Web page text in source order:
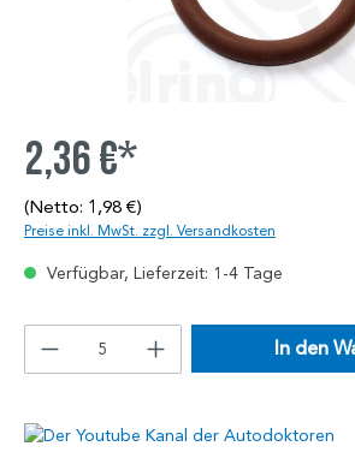
2,36 €*
(Netto: 1,98 €)
Preise inkl. MwSt. zzgl. Versandkosten
Verfügbar, Lieferzeit: 1-4 Tage
In den